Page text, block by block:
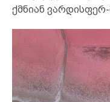
ქმნიან